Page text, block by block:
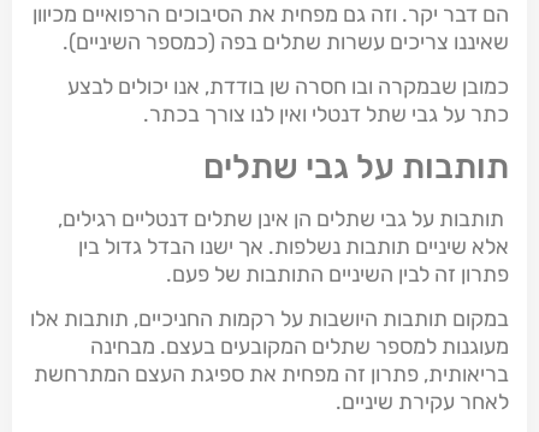
הם דבר יקר. וזה גם מפחית את הסיבוכים הרפואיים מכיוון
שאיננו צריכים עשרות שתלים בפה (כמספר השיניים).
כמובן שבמקרה ובו חסרה שן בודדת, אנו יכולים לבצע
כתר על גבי שתל דנטלי ואין לנו צורך בכתר.
תותבות על גבי שתלים
תותבות על גבי שתלים הן אינן שתלים דנטליים רגילים,
אלא שיניים תותבות נשלפות. אך ישנו הבדל גדול בין
פתרון זה לבין השיניים התותבות של פעם.
במקום תותבות היושבות על רקמות החניכיים, תותבות אלו
מעוגנות למספר שתלים המקובעים בעצם. מבחינה
בריאותית, פתרון זה מפחית את ספיגת העצם המתרחשת
לאחר עקירת שיניים.